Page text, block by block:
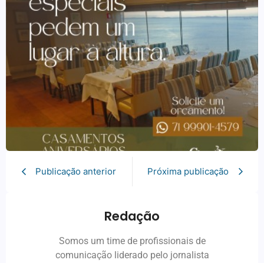
Publicação anterior Próxima publicação
Redação
Somos um time de profissionais de
comunicação liderado pelo jornalista